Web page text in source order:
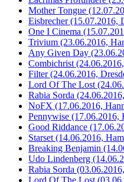
Mother Tongue
Eisbrecher (15.07.2016,
One I Cinema
Trivium (23.06.2016,
Any Given Day
Combichrist
Filter (24.06.2016,
Lord Of The Lost
Rabia Sorda
NoFX (17.06.2016,
Pennywise (17.06.2016,
Good Riddance
Starset (14.06.2016,
Breaking Benjamin
Udo Lindenberg
Rabia Sorda
Lord Of The Lost